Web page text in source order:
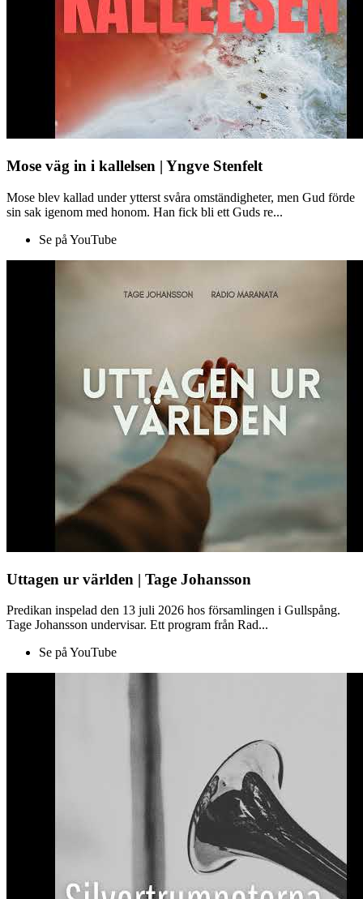
Mose väg in i kallelsen | Yngve Stenfelt
Mose blev kallad under ytterst svåra omständigheter, men Gud förde
sin sak igenom med honom. Han fick bli ett Guds re...
Se på YouTube
Uttagen ur världen | Tage Johansson
Predikan inspelad den 13 juli 2026 hos församlingen i Gullspång.
Tage Johansson undervisar. Ett program från Rad...
Se på YouTube